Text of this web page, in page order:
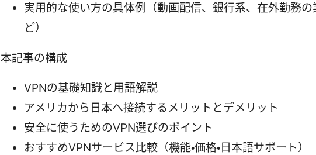
実用的な使い方の具体例（動画配信、銀行系、在外勤務の
ど）
本記事の構成
VPNの基礎知識と用語解説
アメリカから日本へ接続するメリットとデメリット
安全に使うためのVPN選びのポイント
おすすめVPNサービス比較（機能・価格・日本語サポート）